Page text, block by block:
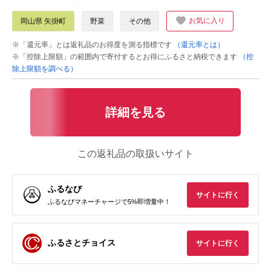
岡山県 矢掛町 野菜 その他 お気に入り
※「還元率」とは返礼品のお得度を測る指標です
（還元率とは）
※「控除上限額」の範囲内で寄付するとお得にふるさと納税できます
（控
除上限額を調べる）
詳細を見る
この返礼品の取扱いサイト
ふるなび
ふるなびマネーチャージで5%即増量中！
サイトに行く
ふるさとチョイス サイトに行く